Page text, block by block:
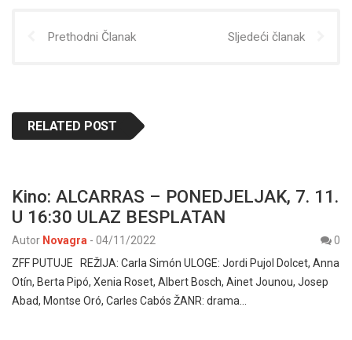
Prethodni Članak Sljedeći članak
RELATED POST
Kino: ALCARRAS – PONEDJELJAK, 7. 11.
U 16:30 ULAZ BESPLATAN
Autor Novagra - 04/11/2022
0
ZFF PUTUJE REŽIJA: Carla Simón ULOGE: Jordi Pujol Dolcet, Anna
Otín, Berta Pipó, Xenia Roset, Albert Bosch, Ainet Jounou, Josep
Abad, Montse Oró, Carles Cabós ŽANR: drama…